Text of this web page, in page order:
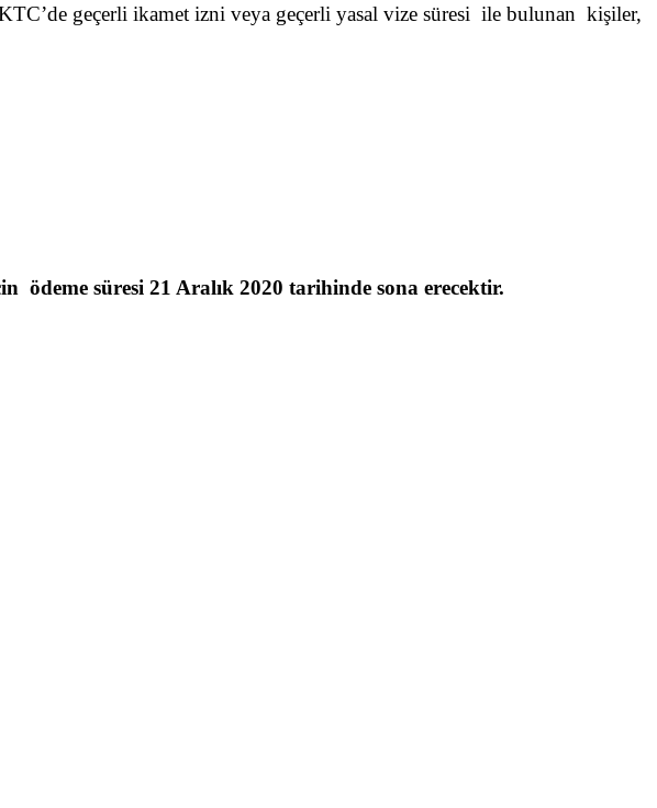
geçerli ikamet izni veya geçerli yasal vize süresi ile bulunan kişiler,
ödeme süresi 21 Aralık 2020 tarihinde sona erecektir.